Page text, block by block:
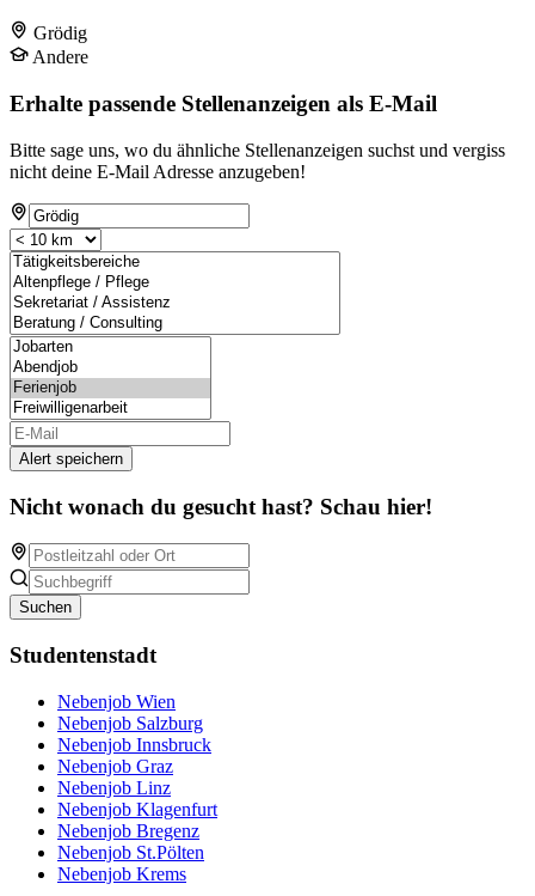
Grödig
Andere
Erhalte passende Stellenanzeigen als E-Mail
Bitte sage uns, wo du ähnliche Stellenanzeigen suchst und vergiss
nicht deine E-Mail Adresse anzugeben!
Alert speichern
Nicht wonach du gesucht hast? Schau hier!
Suchen
Studentenstadt
Nebenjob Wien
Nebenjob Salzburg
Nebenjob Innsbruck
Nebenjob Graz
Nebenjob Linz
Nebenjob Klagenfurt
Nebenjob Bregenz
Nebenjob St.Pölten
Nebenjob Krems